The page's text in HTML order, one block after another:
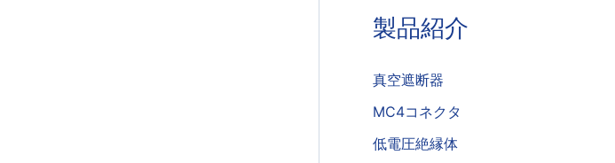
製品紹介
真空遮断器
MC4コネクタ
低電圧絶縁体